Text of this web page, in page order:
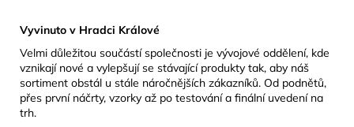
Vyvinuto v Hradci Králové
Velmi důležitou součástí společnosti je vývojové oddělení, kde
vznikají nové a vylepšují se stávající produkty tak, aby náš
sortiment obstál u stále náročnějších zákazníků. Od podnětů,
přes první náčrty, vzorky až po testování a finální uvedení na
trh.